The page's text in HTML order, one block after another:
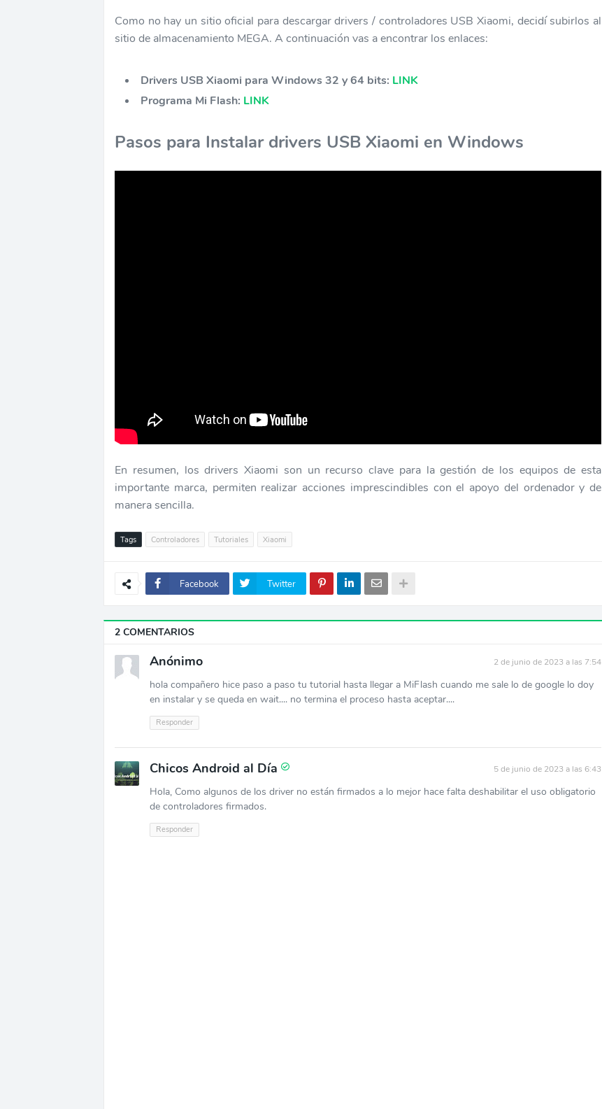
Como no hay un sitio oficial para descargar drivers / controladores USB Xiaomi, decidí subirlos al
sitio de almacenamiento MEGA. A continuación vas a encontrar los enlaces:
Drivers USB Xiaomi para Windows 32 y 64 bits: LINK
Programa Mi Flash: LINK
Pasos para Instalar drivers USB Xiaomi en Windows
En resumen, los drivers Xiaomi son un recurso clave para la gestión de los equipos de esta
importante marca, permiten realizar acciones imprescindibles con el apoyo del ordenador y de
manera sencilla.
Tags Controladores Tutoriales Xiaomi
Facebook Twitter
2 COMENTARIOS
Anónimo 2 de junio de 2023 a las 7:54
hola compañero hice paso a paso tu tutorial hasta llegar a MiFlash cuando me sale lo de google lo doy
en instalar y se queda en wait.... no termina el proceso hasta aceptar....
Responder
Chicos Android al Día 5 de junio de 2023 a las 6:43
Hola, Como algunos de los driver no están firmados a lo mejor hace falta deshabilitar el uso obligatorio
de controladores firmados.
Responder